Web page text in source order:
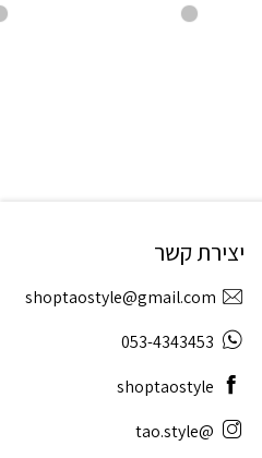
יצירת קשר
shoptaostyle@gmail.com
053-4343453
shoptaostyle
@tao.style